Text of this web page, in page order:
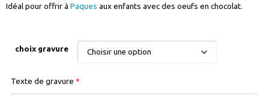
Idéal pour offrir à Paques aux enfants avec des oeufs en chocolat.
choix gravure
Texte de gravure *